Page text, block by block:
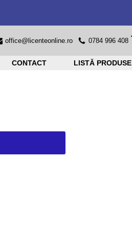
office@licenteonline.ro 0784 996 408
CONTACT LISTĂ PRODUSE